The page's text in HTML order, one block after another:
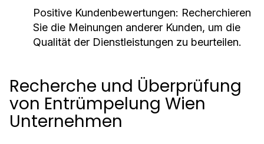
Positive Kundenbewertungen: Recherchieren
Sie die Meinungen anderer Kunden, um die
Qualität der Dienstleistungen zu beurteilen.
Recherche und Überprüfung
von Entrümpelung Wien
Unternehmen